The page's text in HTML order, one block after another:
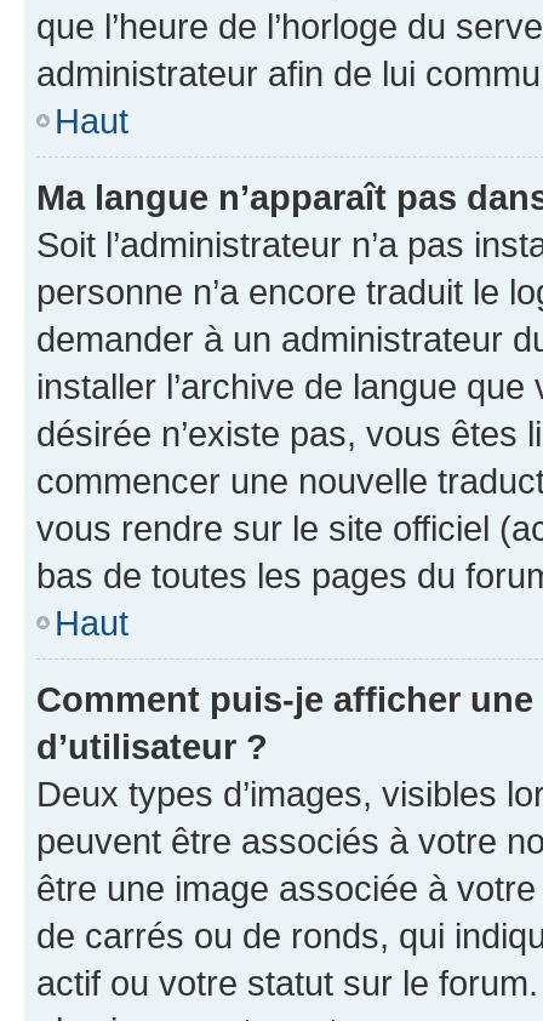
que l’heure de l’horloge du
administrateur afin de lui
Haut
Ma langue n’apparaît pas
Soit l’administrateur n’a pas
personne n’a encore traduit le
demander à un administrateur
installer l’archive de langue
désirée n’existe pas, vous êtes
commencer une nouvelle
vous rendre sur le site officiel
bas de toutes les pages du
Haut
Comment puis-je afficher
d’utilisateur ?
Deux types d’images, visibles
peuvent être associés à votre
être une image associée à
de carrés ou de ronds, qui
actif ou votre statut sur le